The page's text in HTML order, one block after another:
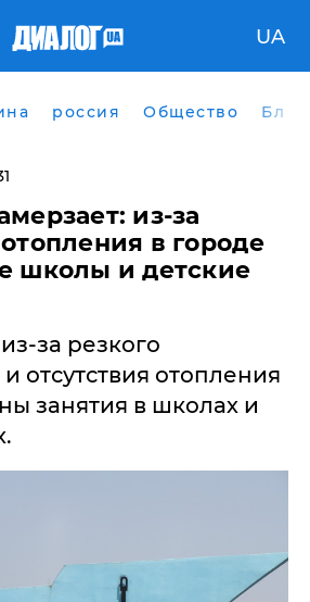
UA
россия Общество
из-за
в городе
школы и детские
за резкого
отсутствия отопления
занятия в школах и